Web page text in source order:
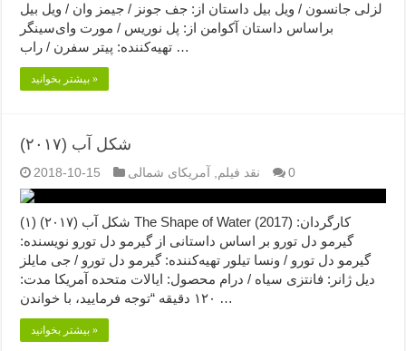
لزلی جانسون / ویل بیل داستان از: جف جونز / جیمز وان / ویل بیل
براساس داستان آکوامن از: پل نوریس / مورت وای‌سینگر
تهیه‌کننده: پیتر سفرن / راب …
بیشتر بخوانید »
شکل آب (۲۰۱۷)
2018-10-15 نقد فیلم آمریکای شمالی 0
شکل آب (۲۰۱۷) (۱) The Shape of Water (2017) کارگردان:
گیرمو دل تورو بر اساس داستانی از گیرمو دل تورو نویسنده:
گیرمو دل تورو / ونسا تیلور تهیه‌کننده: گیرمو دل تورو / جی مایلز
دیل ژانر: فانتزی سیاه / درام محصول: ایالات متحده آمریکا مدت:
۱۲۰ دقیقه “توجه فرمایید،‌ با خواندن …
بیشتر بخوانید »